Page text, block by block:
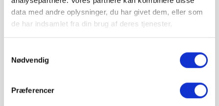
data med andre oplysninger, du har givet dem, eller som
de har indsamlet fra din brug af deres tjenester.
Nødvendig
Præferencer
Læg i kurv